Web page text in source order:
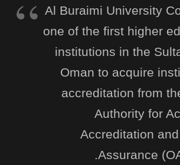
Al Buraimi University
one of the first higher
institutions in the
Oman to acquire
accreditation from
Authority for
Accreditation
Assurance